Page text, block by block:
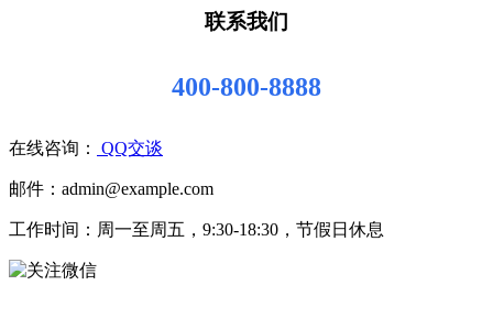
联系我们
400-800-8888
在线咨询： QQ交谈
邮件：admin@example.com
工作时间：周一至周五，9:30-18:30，节假日休息